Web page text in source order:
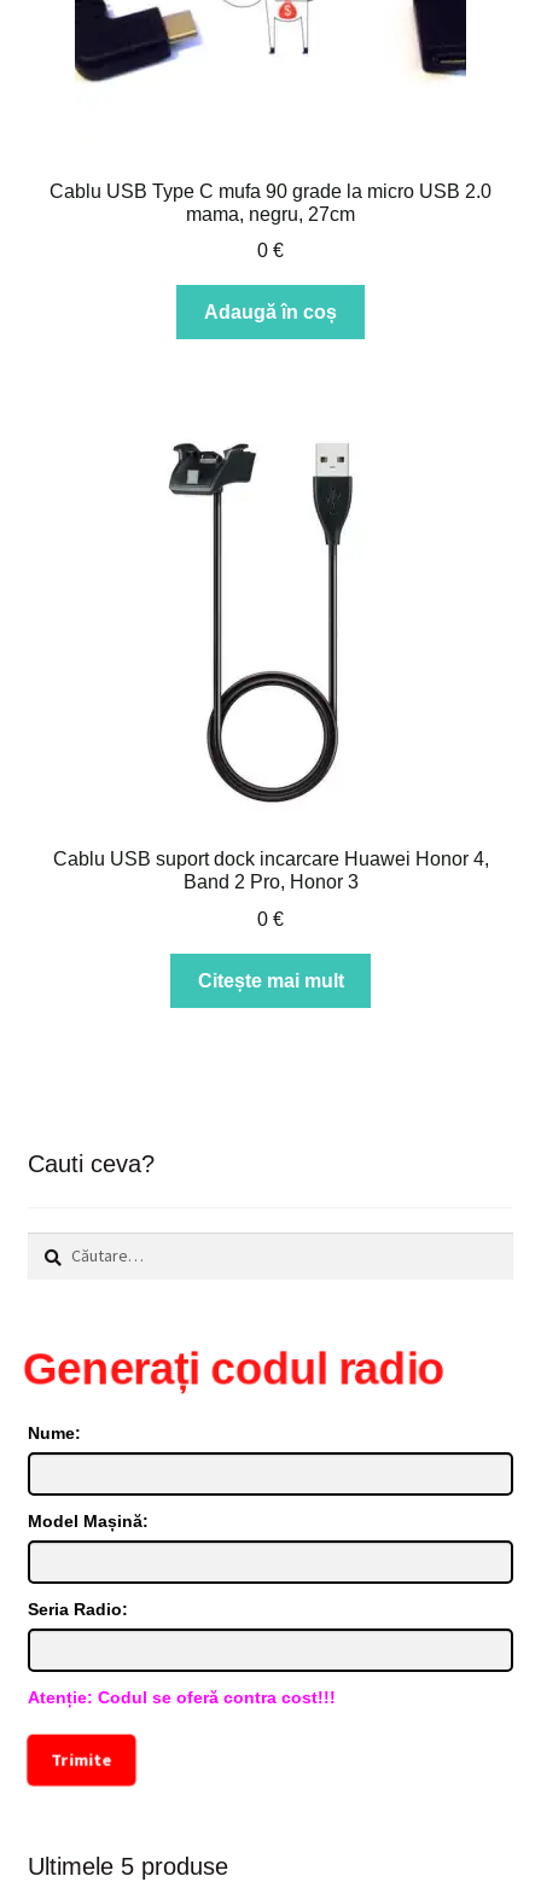
Cablu USB Type C mufa 90 grade la micro USB 2.0
mama, negru, 27cm
0 €
Adaugă în coș
Cablu USB suport dock incarcare Huawei Honor 4,
Band 2 Pro, Honor 3
0 €
Citește mai mult
Cauti ceva?
Caută
după:
Generați codul radio
Nume:
Model Mașină:
Seria Radio:
Atenție: Codul se oferă contra cost!!!
Trimite
Ultimele 5 produse